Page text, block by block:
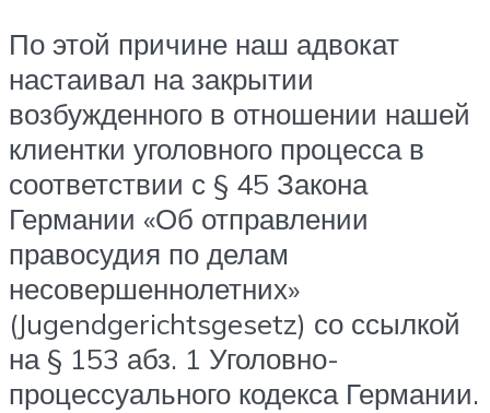
По этой причине наш адвокат
настаивал на закрытии
возбужденного в отношении нашей
клиентки уголовного процесса в
соответствии с § 45 Закона
Германии «Об отправлении
правосудия по делам
несовершеннолетних»
(Jugendgerichtsgesetz) со ссылкой
на § 153 абз. 1 Уголовно-
процессуального кодекса Германии.